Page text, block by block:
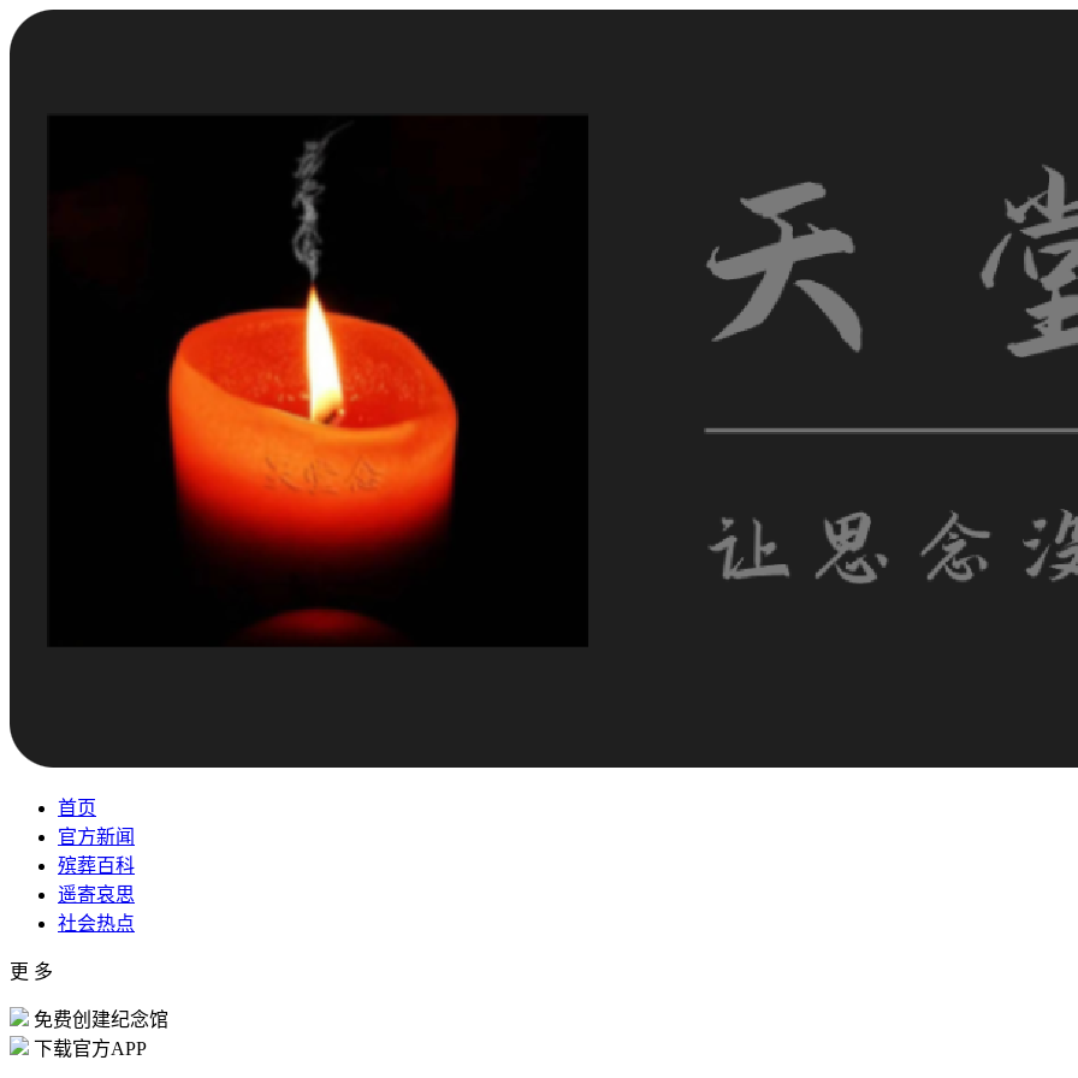
首页
官方新闻
殡葬百科
遥寄哀思
社会热点
更 多
免费创建纪念馆
下载官方APP